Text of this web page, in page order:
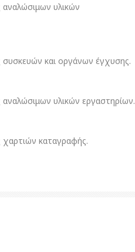
υλικών
και οργάνων έγχυσης.
υλικών εργαστηρίων.
καταγραφής.